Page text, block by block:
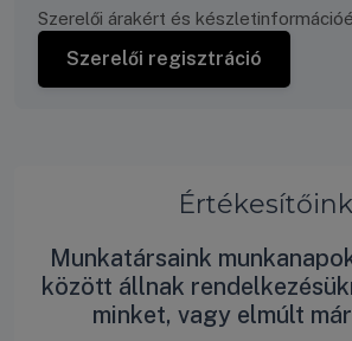
Szerelői árakért és
Szerelői regisztráció
Értékesítőink
Munkatársaink
között állnak
minket, vagy elmúlt